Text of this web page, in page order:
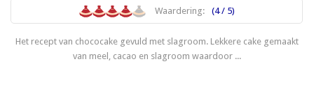
Waardering: (4 / 5)
Het recept van chococake gevuld met slagroom. Lekkere cake gemaakt
van meel, cacao en slagroom waardoor ...